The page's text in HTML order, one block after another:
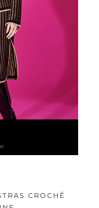
CROCHÊ